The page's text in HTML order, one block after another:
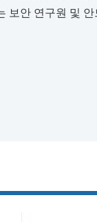
보안 연구원 및